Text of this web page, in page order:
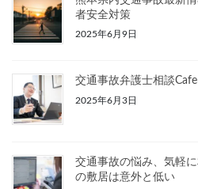
者安全対策
2025年6月9日
交通事故弁護士相談
2025年6月3日
交通事故の悩み、気軽
の敷居は意外と低い